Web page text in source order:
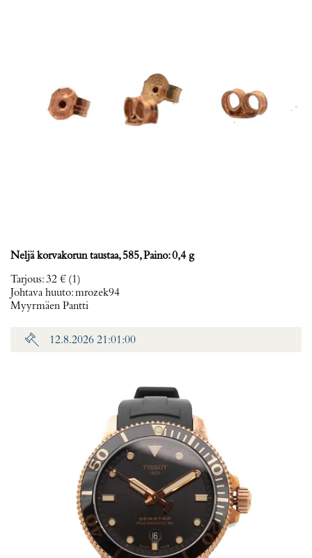
Neljä korvakorun taustaa, 585, Paino: 0,4 g
Tarjous:32 € (1)
Johtava huuto:mrozek94
Myyrmäen Pantti
12.8.2026 21:01:00